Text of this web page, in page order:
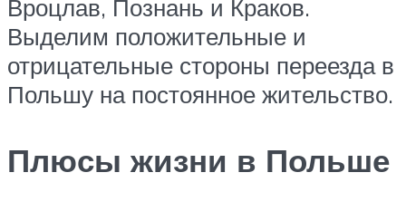
Вроцлав, Познань и Краков.
Выделим положительные и
отрицательные стороны переезда в
Польшу на постоянное жительство.
Плюсы жизни в Польше